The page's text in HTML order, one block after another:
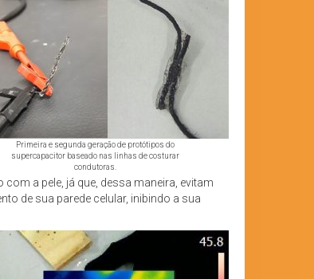
Primeira e segunda geração de protótipos do
supercapacitor baseado nas linhas de costurar
condutoras.
a pele, já que, dessa maneira, evitam
de sua parede celular, inibindo a sua